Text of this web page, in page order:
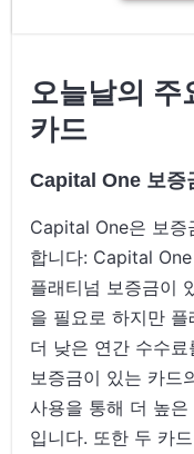
오늘날의 주
카드
Capital One 보증
Capital One은 보증
합니다: Capital
플래티넘 보증금이
을 필요로 하지만
더 낮은 연간 수수
보증금이 있는 카드
사용을 통해 더 높
입니다. 또한 두 카